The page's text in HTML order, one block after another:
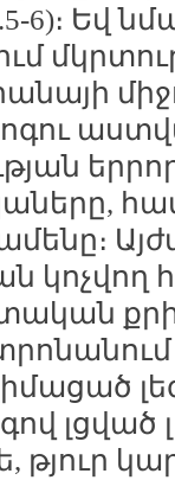
6)։ Եվ
կոչվող
լցված
թյուր